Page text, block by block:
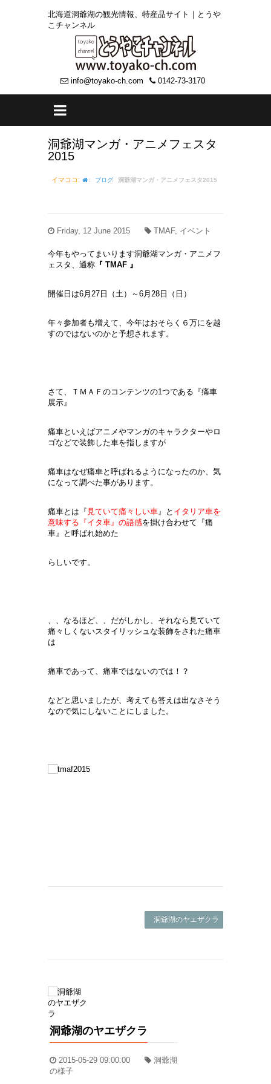
北海道洞爺湖の観光情報、特産品サイト｜とうや
こチャンネル
info@toyako-ch.com 0142-73-3170
洞爺湖マンガ・アニメフェスタ
2015
イマココ: ブログ 洞爺湖マンガ・アニメフェスタ2015
Friday, 12 June 2015 TMAF, イベント
今年もやってまいります洞爺湖マンガ・アニメフ
ェスタ、通称 『 TMAF 』
開催日は6月27日（土）～6月28日（日）
年々参加者も増えて、今年はおそらく６万にを越
すのではないのかと予想されます。
さて、ＴＭＡＦのコンテンツの1つである『痛車
展示』
痛車といえばアニメやマンガのキャラクターやロ
ゴなどで装飾した車を指しますが
痛車はなぜ痛車と呼ばれるようになったのか、気
になって調べた事があります。
痛車とは『 見ていて痛々しい車 』と イタリア車を
意味する『イタ車』の語感を掛け合わせて『痛
車』と呼ばれ始めた
らしいです。
、、なるほど、、だがしかし、それなら見ていて
痛々しくないスタイリッシュな装飾をされた痛車
は
痛車であって、痛車ではないのでは！？
などと思いましたが、考えても答えは出なさそう
なので気にしないことにしました。
洞爺湖のヤエザクラ ->
洞爺湖のヤエザクラ
2015-05-29 09:00:00
洞爺湖
の様子